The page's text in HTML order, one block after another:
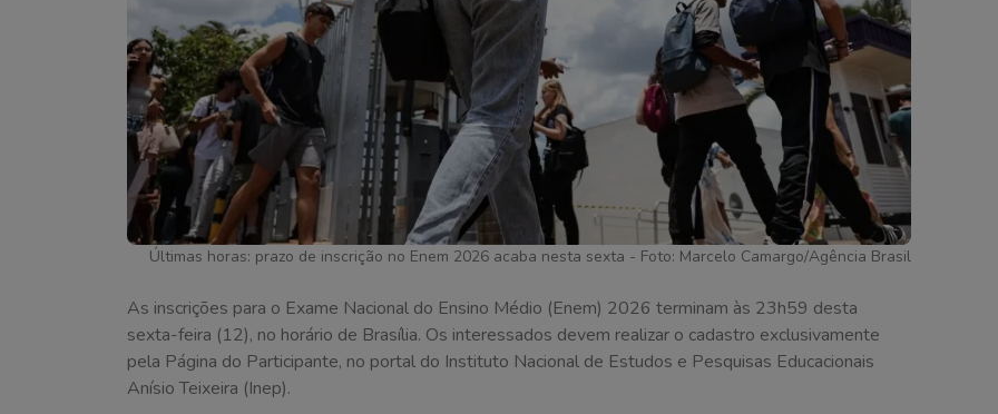
Últimas horas: prazo de inscrição no Enem 2026 acaba nesta sexta - Foto: Marcelo Camargo/Agência Brasil
As inscrições para o Exame Nacional do Ensino Médio (Enem) 2026 terminam às 23h59 desta
sexta-feira (12), no horário de Brasília. Os interessados devem realizar o cadastro exclusivamente
pela Página do Participante, no portal do Instituto Nacional de Estudos e Pesquisas Educacionais
Anísio Teixeira (Inep).